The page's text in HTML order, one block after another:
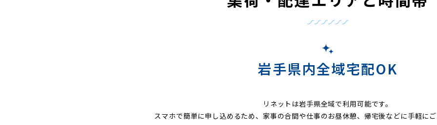
岩手県内全域宅配OK
リネットは岩手県全域で利用可能です。
スマホで簡単に申し込めるため、家事の合間や仕事のお昼休憩、帰宅後などに手軽に